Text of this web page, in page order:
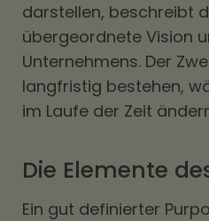
darstellen, beschreibt
übergeordnete Vision
Unternehmens. Der
langfristig bestehen,
im Laufe der Zeit
Die Elemente
Ein gut definierter